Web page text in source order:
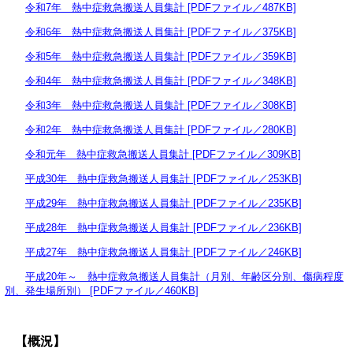
令和7年 熱中症救急搬送人員集計 [PDFファイル／487KB]
令和6年 熱中症救急搬送人員集計 [PDFファイル／375KB]
令和5年 熱中症救急搬送人員集計 [PDFファイル／359KB]
令和4年 熱中症救急搬送人員集計 [PDFファイル／348KB]
令和3年 熱中症救急搬送人員集計 [PDFファイル／308KB]
令和2年 熱中症救急搬送人員集計 [PDFファイル／280KB]
令和元年 熱中症救急搬送人員集計 [PDFファイル／309KB]
平成30年 熱中症救急搬送人員集計 [PDFファイル／253KB]
平成29年 熱中症救急搬送人員集計 [PDFファイル／235KB]
平成28年 熱中症救急搬送人員集計 [PDFファイル／236KB]
平成27年 熱中症救急搬送人員集計 [PDFファイル／246KB]
平成20年～ 熱中症救急搬送人員集計（月別、年齢区分別、傷病程度
別、発生場所別） [PDFファイル／460KB]
【概況】